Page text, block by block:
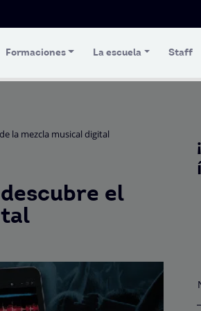
Formaciones La escuela Staff
la mezcla musical digital
el